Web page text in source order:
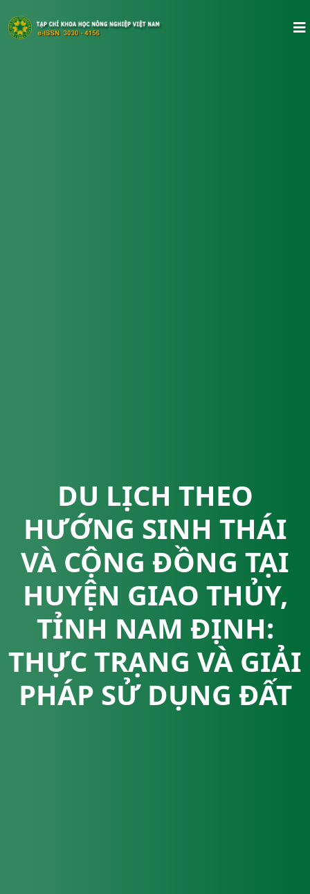
DU LỊCH THEO
HƯỚNG SINH THÁI
VÀ CỘNG ĐỒNG TẠI
HUYỆN GIAO THỦY,
TỈNH NAM ĐỊNH:
THỰC TRẠNG VÀ GIẢI
PHÁP SỬ DỤNG ĐẤT